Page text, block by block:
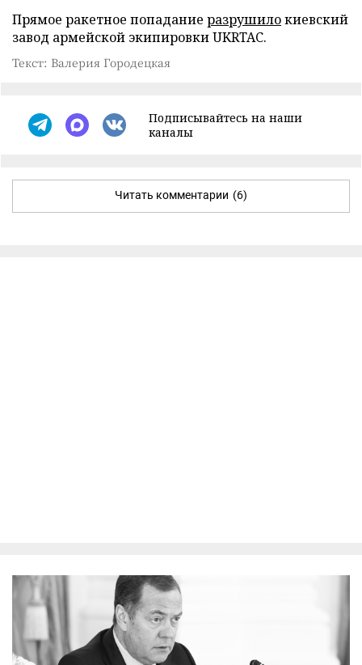
Прямое ракетное попадание разрушилокиевский
завод армейской экипировки UKRTAC.
Текст: Валерия Городецкая
Подписывайтесь на наши
каналы
Читать комментарии (6)